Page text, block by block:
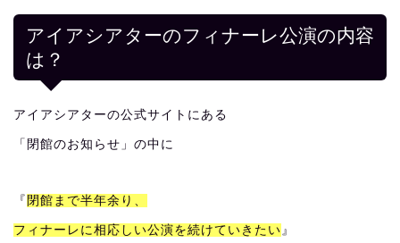
アイアシアターのフィナーレ公演の内容
は？
アイアシアターの公式サイトにある
「閉館のお知らせ」の中に
『 閉館まで半年余り、
フィナーレに相応しい公演を続けていきたい』